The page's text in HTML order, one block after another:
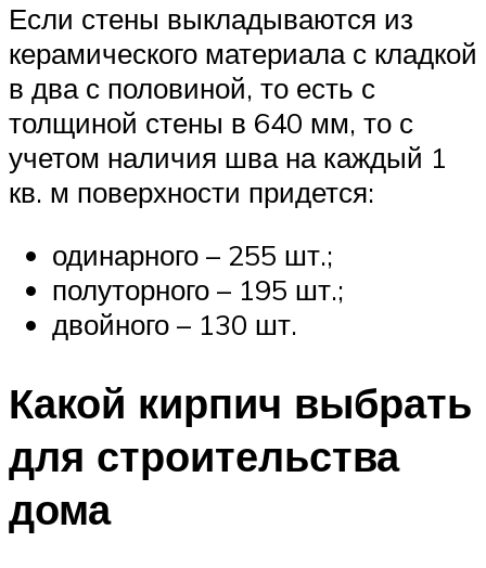
Если стены выкладываются из
керамического материала с кладкой
в два с половиной, то есть с
толщиной стены в 640 мм, то с
учетом наличия шва на каждый 1
кв. м поверхности придется:
одинарного – 255 шт.;
полуторного – 195 шт.;
двойного – 130 шт.
Какой кирпич выбрать
для строительства
дома